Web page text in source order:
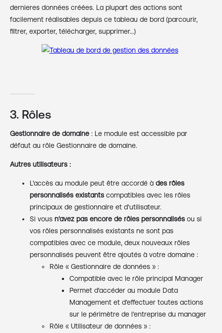
dernieres données créées. La plupart des actions sont
facilement réalisables depuis ce tableau de bord (parcourir,
filtrer, exporter, télécharger, supprimer…)
3. Rôles
Gestionnaire de domaine : Le module est accessible par
défaut au rôle Gestionnaire de domaine.
Autres utilisateurs :
L'accès au module peut être accordé à des rôles
personnalisés existants compatibles avec les rôles
principaux de gestionnaire et d'utilisateur.
Si vous n'avez pas encore de rôles personnalisés ou si
vos rôles personnalisés existants ne sont pas
compatibles avec ce module, deux nouveaux rôles
personnalisés peuvent être ajoutés à votre domaine :
Rôle « Gestionnaire de données » :
Compatible avec le rôle principal Manager
Permet d'accéder au module Data
Management et d'effectuer toutes actions
sur le périmètre de l'entreprise du manager
Rôle « Utilisateur de données » :